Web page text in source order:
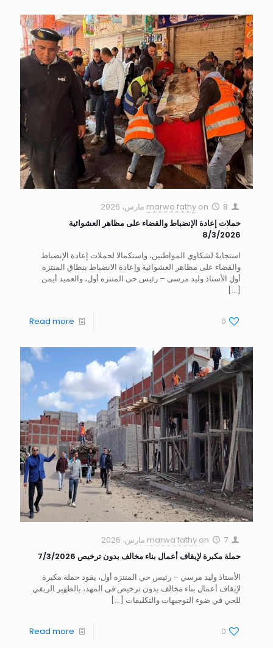
marwa fathy on
8 مارس، 2026
حملات إعادة الإنضباط والقضاء على مظاهر العشوائية
8/3/2026
استجابةً لشكاوي المواطنين، واستكمالا لحملات إعادة الإنضباط
والقضاء على مظاهر العشوائية وإعادة الانضباط بنطاق المنتزه
أول الأستاذ وليد مرسى – رئيس حى المنتزه أول، والعميد أيمن
[…]
0
Read more
marwa fathy on
7 مارس، 2026
حملة مكبرة لإيقاف أعمال بناء مخالف بدون ترخيص 7/3/2026
الأستاذ وليد مرسي – رئيس حي المنتزه أول، يقود حملة مكبرة
لإيقاف أعمال بناء مخالف بدون ترخيص في المهد، بالظهير الريفي
للحي في ضوء التوجيهات والتكليفات […]
0
Read more